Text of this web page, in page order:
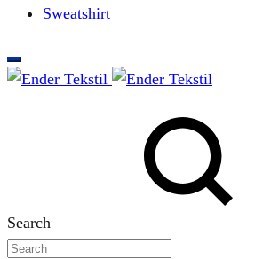
Sweatshirt
Search